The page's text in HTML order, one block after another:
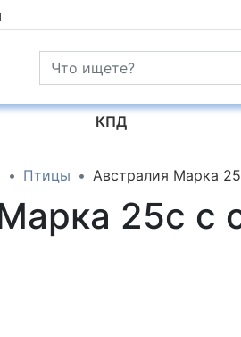
КПД
Птицы Австралия Марка
25c с